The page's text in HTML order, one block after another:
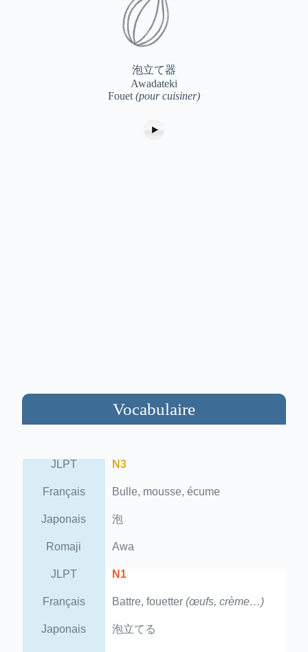
泡立て器
Awadateki
Fouet (pour cuisiner)
Vocabulaire
JLPT N3
Français Bulle, mousse, écume
Japonais 泡
Romaji Awa
JLPT N1
Français Battre, fouetter (œufs, crème…)
Japonais 泡立てる